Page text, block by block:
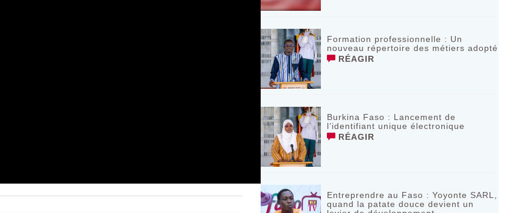
Formation professionnelle : Un
nouveau répertoire des métiers adopté
RÉAGIR
Burkina Faso : Lancement de
l’identifiant unique électronique
RÉAGIR
Entreprendre au Faso : Yoyonte SARL,
quand la patate douce devient un